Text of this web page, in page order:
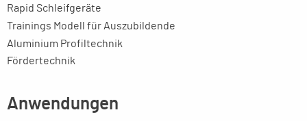
Rapid Schleifgeräte
Trainings Modell für Auszubildende
Aluminium Profiltechnik
Fördertechnik
Anwendungen